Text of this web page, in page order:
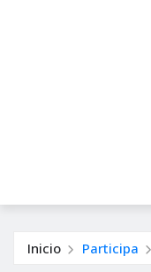
Inicio Participa